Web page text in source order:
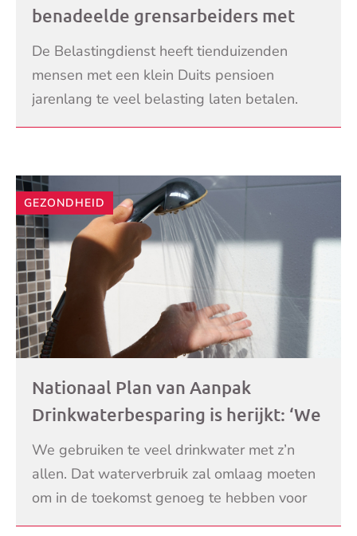
benadeelde grensarbeiders met
een klein Duits pensioen’
De Belastingdienst heeft tienduizenden
mensen met een klein Duits pensioen
jarenlang te veel belasting laten betalen.
Het gaat in totaal om zo’n 200 miljoen euro.
LEES VERDER
GEZONDHEID
Nationaal Plan van Aanpak
Drinkwaterbesparing is herijkt: ‘We
moeten nóg zuiniger worden met
drinkwater’
We gebruiken te veel drinkwater met z’n
allen. Dat waterverbruik zal omlaag moeten
om in de toekomst genoeg te hebben voor
iedereen. Het Nationaal Plan van Aanpak
LEES VERDER